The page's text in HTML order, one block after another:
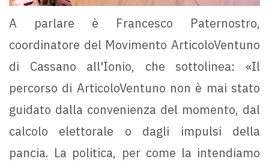
A parlare è Francesco Paternostro,
coordinatore del Movimento ArticoloVentuno
di Cassano all'Ionio, che sottolinea: «Il
percorso di ArticoloVentuno non è mai stato
guidato dalla convenienza del momento, dal
calcolo elettorale o dagli impulsi della
pancia. La politica, per come la intendiamo